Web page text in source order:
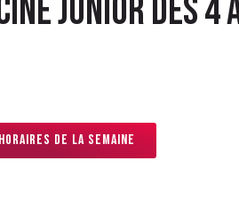
junior dès
de la semaine